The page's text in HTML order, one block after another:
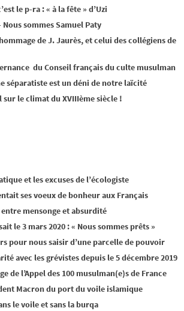
le p-ra : « à la fête » d’Uzi
sommes Samuel Paty
de J. Jaurès, et celui des collégiens de
du Conseil français du culte musulman
séparatiste est un déni de notre laïcité
le climat du XVIIIème siècle !
et les excuses de l’écologiste
ses voeux de bonheur aux Français
mensonge et absurdité
le 3 mars 2020 : « Nous sommes prêts »
pour nous saisir d’une parcelle de pouvoir
avec les grévistes depuis le 5 décembre 2019
de l’Appel des 100 musulman(e)s de France
Macron du port du voile islamique
le voile et sans la burqa